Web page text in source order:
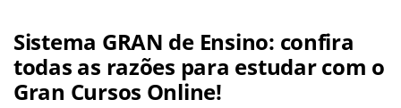
Sistema GRAN de Ensino: confira
todas as razões para estudar com o
Gran Cursos Online!